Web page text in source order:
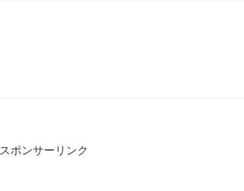
スポンサーリンク